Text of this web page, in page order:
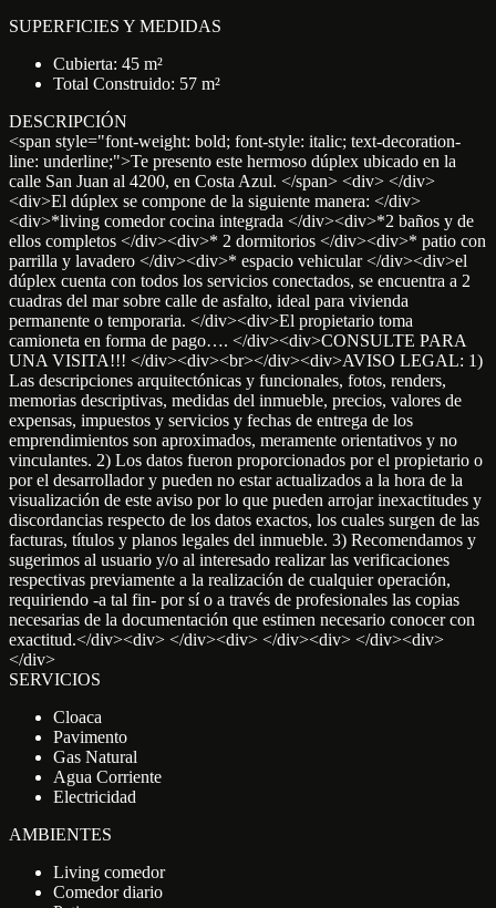
SUPERFICIES Y MEDIDAS
Cubierta: 45 m²
Total Construido: 57 m²
DESCRIPCIÓN
<span style="font-weight: bold; font-style: italic; text-decoration-
line: underline;">Te presento este hermoso dúplex ubicado en la
calle San Juan al 4200, en Costa Azul. </span> <div> </div>
<div>El dúplex se compone de la siguiente manera: </div>
<div>*living comedor cocina integrada </div><div>*2 baños y de
ellos completos </div><div>* 2 dormitorios </div><div>* patio con
parrilla y lavadero </div><div>* espacio vehicular </div><div>el
dúplex cuenta con todos los servicios conectados, se encuentra a 2
cuadras del mar sobre calle de asfalto, ideal para vivienda
permanente o temporaria. </div><div>El propietario toma
camioneta en forma de pago…. </div><div>CONSULTE PARA
UNA VISITA!!! </div><div><br></div><div>AVISO LEGAL: 1)
Las descripciones arquitectónicas y funcionales, fotos, renders,
memorias descriptivas, medidas del inmueble, precios, valores de
expensas, impuestos y servicios y fechas de entrega de los
emprendimientos son aproximados, meramente orientativos y no
vinculantes. 2) Los datos fueron proporcionados por el propietario o
por el desarrollador y pueden no estar actualizados a la hora de la
visualización de este aviso por lo que pueden arrojar inexactitudes y
discordancias respecto de los datos exactos, los cuales surgen de las
facturas, títulos y planos legales del inmueble. 3) Recomendamos y
sugerimos al usuario y/o al interesado realizar las verificaciones
respectivas previamente a la realización de cualquier operación,
requiriendo -a tal fin- por sí o a través de profesionales las copias
necesarias de la documentación que estimen necesario conocer con
exactitud.</div><div> </div><div> </div><div> </div><div>
</div>
SERVICIOS
Cloaca
Pavimento
Gas Natural
Agua Corriente
Electricidad
AMBIENTES
Living comedor
Comedor diario